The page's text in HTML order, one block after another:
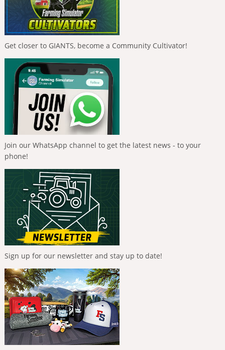
Get closer to GIANTS, become a Community Cultivator!
Join our WhatsApp channel to get the latest news - to your
phone!
Sign up for our newsletter and stay up to date!